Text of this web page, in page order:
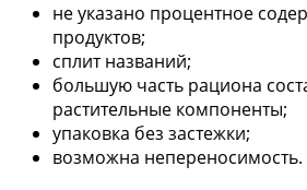
не указано процентное
продуктов;
сплит названий;
большую часть рациона
растительные компоненты;
упаковка без застежки;
возможна непереносимость.